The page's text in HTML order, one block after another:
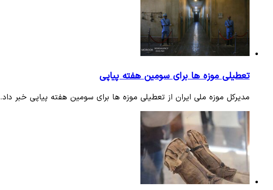
تعطیلی موزه ها برای سومین هفته پیاپی
مدیرکل موزه ملی ایران از تعطیلی موزه ها برای سومین هفته پیاپی خبر داد.